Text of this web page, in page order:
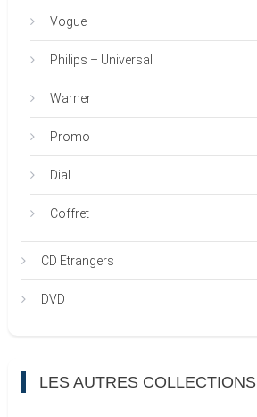
Vogue
Philips – Universal
Warner
Promo
Dial
Coffret
CD Etrangers
DVD
LES AUTRES COLLECTIONS